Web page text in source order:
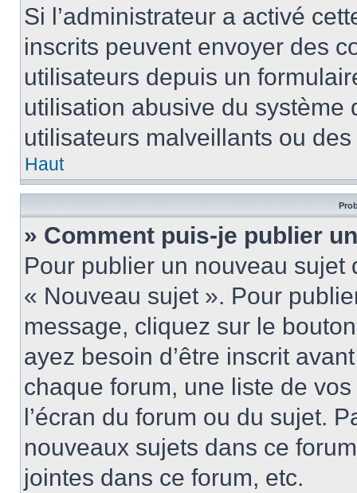
Si l’administrateur a activé
inscrits peuvent envoyer des
utilisateurs depuis un
utilisation abusive du
utilisateurs malveillants ou
Haut
» Comment puis-je publier
Pour publier un nouveau
« Nouveau sujet ». Pour
message, cliquez sur le
ayez besoin d’être inscrit
chaque forum, une liste de
l’écran du forum ou du sujet.
nouveaux sujets dans ce
jointes dans ce forum, etc.